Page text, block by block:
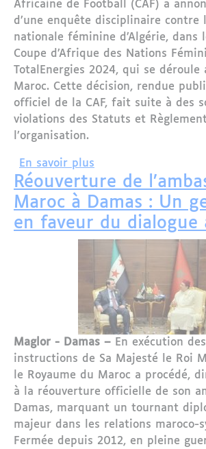
Africaine de Football (CAF) a
d’une enquête disciplinaire contre
nationale féminine d’Algérie, dans
Coupe d’Afrique des Nations
TotalEnergies 2024, qui se déroule
Maroc. Cette décision, rendue
officiel de la CAF, fait suite à des
violations des Statuts et
l’organisation.
En savoir plus
Réouverture de
Maroc à Damas : Un
en faveur du dialogue
Maglor - Damas – En exécution
instructions de Sa Majesté le Roi
le Royaume du Maroc a procédé,
à la réouverture officielle de son
Damas, marquant un tournant
majeur dans les relations maroco-
Fermée depuis 2012, en pleine